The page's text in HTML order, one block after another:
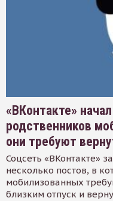
«ВКонтакте»
родственников
они требуют
Соцсеть «ВКонтакте»
несколько постов, в
мобилизованных
близким отпуск и